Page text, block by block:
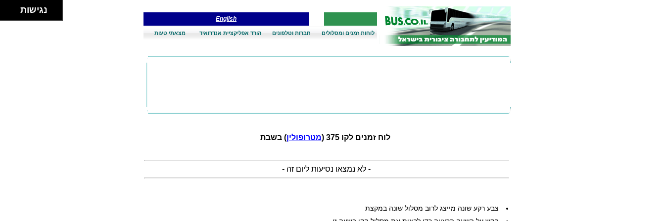
English
לוחות זמנים ומסלולים חברות וטלפונים הורד אפליקציית אנדרואיד מצאתי טעות
לוח זמנים לקו 375 ( מטרופולין) בשבת
- לא נמצאו נסיעות ליום זה -
צבע רקע שונה מייצג לרוב מסלול שונה במקצת
נגישות